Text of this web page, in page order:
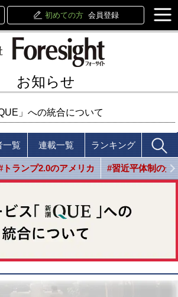
初めての方 会員登録
お知らせ
」への統合について
一覧 連載一覧 ランキング
トランプ2.0のアメリカ #習近平体制の光